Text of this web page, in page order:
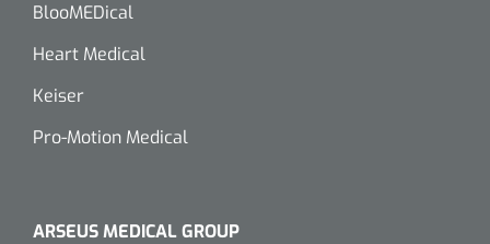
BlooMEDical
Heart Medical
Keiser
Pro-Motion Medical
ARSEUS MEDICAL GROUP